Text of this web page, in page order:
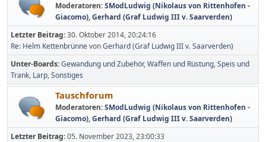
Moderatoren:SModLudwig (Nikolaus von Rittenhofen -
Giacomo),Gerhard (Graf Ludwig III v. Saarverden)
Letzter Beitrag:30. Oktober 2014, 20:24:16
Re: Helm KettenbrünnevonGerhard (Graf Ludwig III v. Saarverden)
Unter-Boards Gewandung und Zubehör Waffen und Rüstung Speis und
Trank Larp Sonstiges
Tauschforum
Moderatoren:SModLudwig (Nikolaus von Rittenhofen -
Giacomo),Gerhard (Graf Ludwig III v. Saarverden)
Letzter Beitrag:05. November 2023, 23:00:33